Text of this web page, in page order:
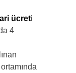
ücreti
4